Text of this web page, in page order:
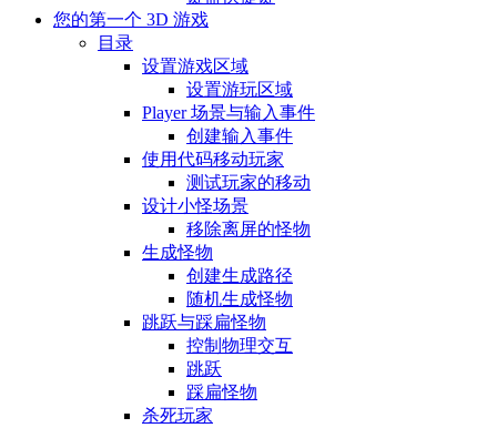
您的第一个 3D 游戏
目录
设置游戏区域
设置游玩区域
Player 场景与输入事件
创建输入事件
使用代码移动玩家
测试玩家的移动
设计小怪场景
移除离屏的怪物
生成怪物
创建生成路径
随机生成怪物
跳跃与踩扁怪物
控制物理交互
跳跃
踩扁怪物
杀死玩家